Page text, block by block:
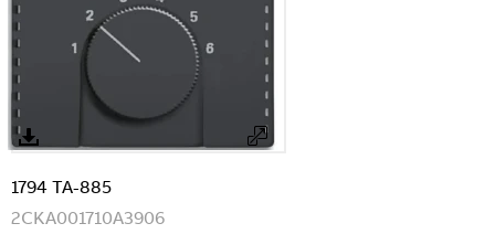
1794 TA-885
2CKA001710A3906